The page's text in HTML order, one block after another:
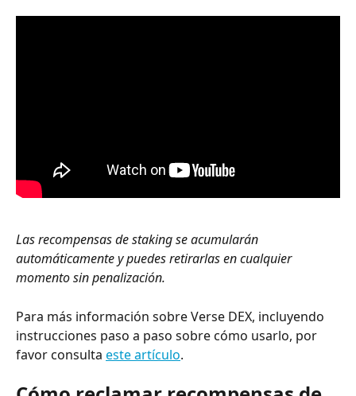
Las recompensas de staking se acumularán
automáticamente y puedes retirarlas en cualquier
momento sin penalización.
Para más información sobre Verse DEX, incluyendo
instrucciones paso a paso sobre cómo usarlo, por
favor consulta este artículo.